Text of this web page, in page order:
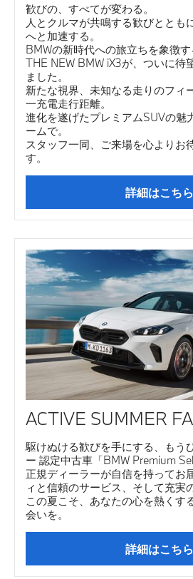
歓びの、すべてが変わる。
人とクルマが共鳴する歓びととも
へと加速する。
BMWの新時代への旅立ちを象徴す
THE NEW BMW iX3が、ついに待
ました。
新たな視界、未知なる走りのフィ
一充電走行距離。
進化を遂げたプレミアムSUVの魅
ームで。
スタッフ一同、ご来場を心よりお
す。
詳細はこちら
ACTIVE SUMMER
駆けぬける歓びを手にする、もう
ー 認定中古車「BMW Premium
正規ディーラーが自信を持ってお
ィと信頼のサービス、そして充実
この夏こそ、あなたの心を熱くす
会いを。
詳細はこちら